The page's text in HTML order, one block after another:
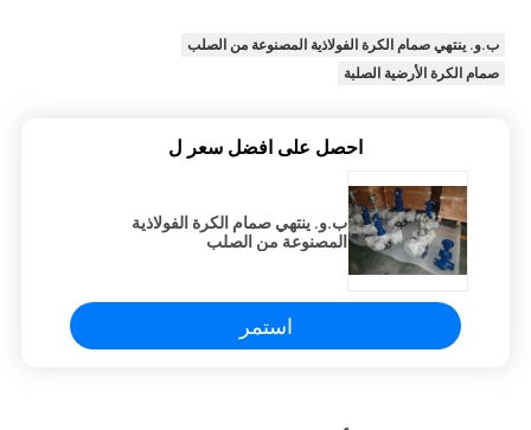
ب.و. ينتهي صمام الكرة الفولاذية المصنوعة من الصلب
صمام الكرة الأرضية الصلبة
احصل على افضل سعر ل
ب.و. ينتهي صمام الكرة الفولاذية
المصنوعة من الصلب
استمر